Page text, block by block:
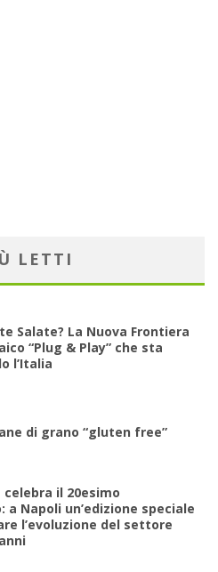
LETTI
Salate? La Nuova Frontiera
“Plug & Play” che sta
l’Italia
di grano “gluten free”
il 20esimo
a Napoli un’edizione speciale
l’evoluzione del settore